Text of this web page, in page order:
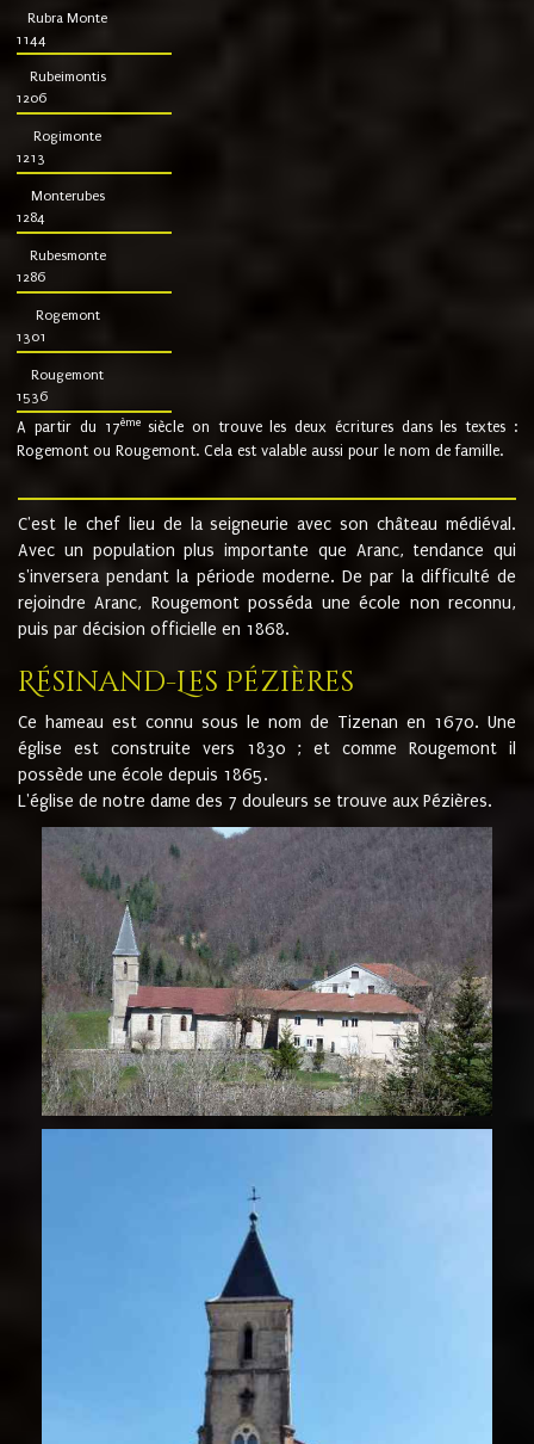
Rubra Monte
1144
Rubeimontis
1206
Rogimonte
1213
Monterubes
1284
Rubesmonte
1286
Rogemont
1301
Rougemont
1536
A partir du 17ème siècle on trouve les deux écritures dans les textes :
Rogemont ou Rougemont. Cela est valable aussi pour le nom de famille.
C'est le chef lieu de la seigneurie avec son château médiéval.
Avec un population plus importante que Aranc, tendance qui
s'inversera pendant la période moderne. De par la difficulté de
rejoindre Aranc, Rougemont posséda une école non reconnu,
puis par décision officielle en 1868.
Résinand-Les Pézières
Ce hameau est connu sous le nom de Tizenan en 1670. Une
église est construite vers 1830 ; et comme Rougemont il
possède une école depuis 1865.
L'église de notre dame des 7 douleurs se trouve aux Pézières.